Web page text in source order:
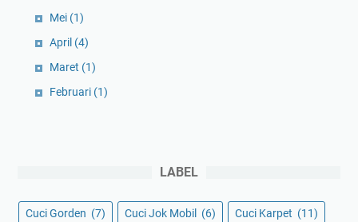
Mei (1)
April (4)
Maret (1)
Februari (1)
LABEL
Cuci Gorden (7) Cuci Jok Mobil (6) Cuci Karpet (11)